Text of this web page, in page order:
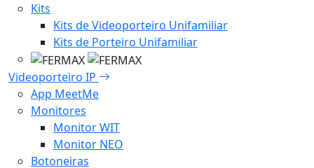
Kits
Kits de Videoporteiro Unifamiliar
Kits de Porteiro Unifamiliar
Videoporteiro IP
App MeetMe
Monitores
Monitor WIT
Monitor NEO
Botoneiras